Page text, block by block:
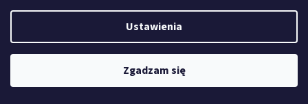
Ustawienia
Zgadzam się
07218 FF-ZS Szczotka do laminatu na trzpieniu